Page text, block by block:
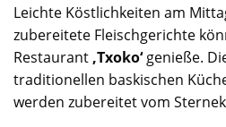
Leichte Köstlichkeiten am
zubereitete Fleischgerichte
Restaurant ‚Txoko‘genieße.
traditionellen baskischen
werden zubereitet vom